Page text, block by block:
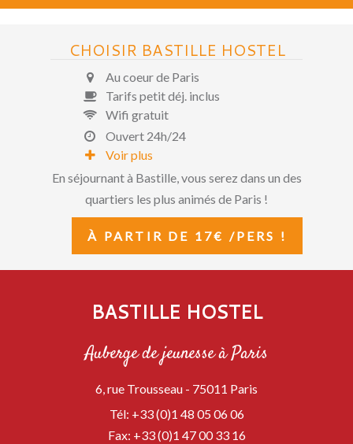
CHOISIR BASTILLE HOSTEL
Au coeur de Paris
Tarifs petit déj. inclus
Wifi gratuit
Ouvert 24h/24
Voir plus
En séjournant à Bastille, vous serez dans un des
quartiers les plus animés de Paris !
À PARTIR DE 17€ /PERS !
BASTILLE HOSTEL
Auberge de jeunesse à Paris
6, rue Trousseau - 75011 Paris
Tél: +33 (0)1 48 05 06 06
Fax: +33 (0)1 47 00 33 16